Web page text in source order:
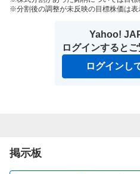
分割後の調整が未反映の目標株価は表
Yahoo!
ログインするとご
ログインし
掲示板